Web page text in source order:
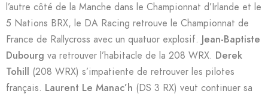
l’autre côté de la Manche dans le Championnat d’Irlande et le
5 Nations BRX, le DA Racing retrouve le Championnat de
France de Rallycross avec un quatuor explosif. Jean-Baptiste
Dubourg va retrouver l’habitacle de la 208 WRX. Derek
Tohill (208 WRX) s’impatiente de retrouver les pilotes
français. Laurent Le Manac’h (DS 3 RX) veut continuer sa